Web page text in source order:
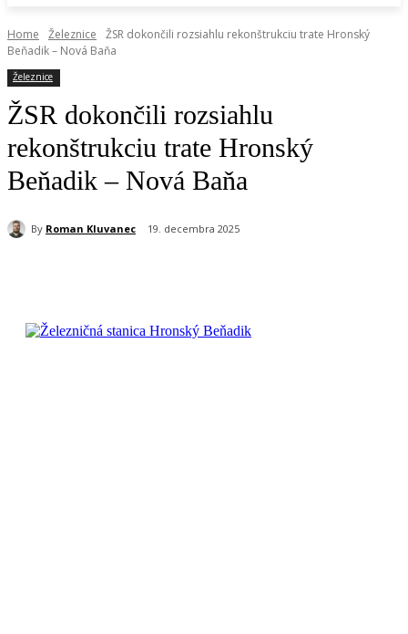
Home Železnice
ŽSR dokončili rozsiahlu rekonštrukciu trate Hronský
Beňadik – Nová Baňa
Železnice
ŽSR dokončili rozsiahlu
rekonštrukciu trate Hronský
Beňadik – Nová Baňa
By Roman Kluvanec 19. decembra 2025